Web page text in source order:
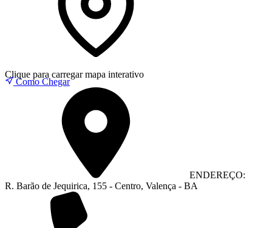
Clique para carregar mapa interativo
Como Chegar
ENDEREÇO:
R. Barão de Jequirica, 155 - Centro, Valença - BA